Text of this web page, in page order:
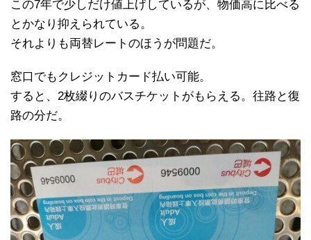
この7年で少しだけ値上げしているが、物価高に比べる
とかなり抑えられている。
それよりも両替レートのほうが問題だ。
窓口でもクレジットカード払い可能。
すると、2枚綴りのバスチケットがもらえる。往路と復
路の分だ。